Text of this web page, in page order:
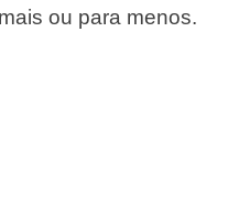
ou para menos.